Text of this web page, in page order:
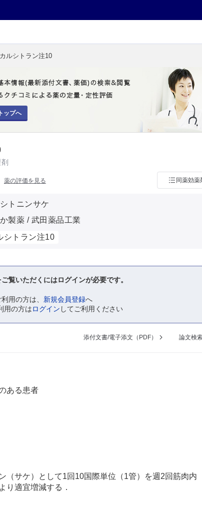
ルシトラン注10
ップへ
薬の評価を見る 同薬効薬
トニンサケ
製薬 / 武田薬品工業
シトラン注10
覧いただくにはログインが必要です。
用の方は、 新規会員登録へ
用の方はログイン してご利用ください
添付文書/電子添文（PDF） 論文検
ある患者
（サケ）として1回10国際単位（1管）を週2回筋肉内
り適宜増減する．